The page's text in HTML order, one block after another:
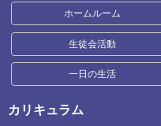
ホームルーム
生徒会活動
一日の生活
カリキュラム